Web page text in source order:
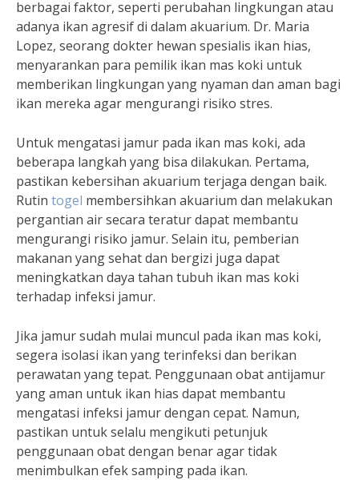
berbagai faktor, seperti perubahan lingkungan atau
adanya ikan agresif di dalam akuarium. Dr. Maria
Lopez, seorang dokter hewan spesialis ikan hias,
menyarankan para pemilik ikan mas koki untuk
memberikan lingkungan yang nyaman dan aman bagi
ikan mereka agar mengurangi risiko stres.
Untuk mengatasi jamur pada ikan mas koki, ada
beberapa langkah yang bisa dilakukan. Pertama,
pastikan kebersihan akuarium terjaga dengan baik.
Rutin togel membersihkan akuarium dan melakukan
pergantian air secara teratur dapat membantu
mengurangi risiko jamur. Selain itu, pemberian
makanan yang sehat dan bergizi juga dapat
meningkatkan daya tahan tubuh ikan mas koki
terhadap infeksi jamur.
Jika jamur sudah mulai muncul pada ikan mas koki,
segera isolasi ikan yang terinfeksi dan berikan
perawatan yang tepat. Penggunaan obat antijamur
yang aman untuk ikan hias dapat membantu
mengatasi infeksi jamur dengan cepat. Namun,
pastikan untuk selalu mengikuti petunjuk
penggunaan obat dengan benar agar tidak
menimbulkan efek samping pada ikan.